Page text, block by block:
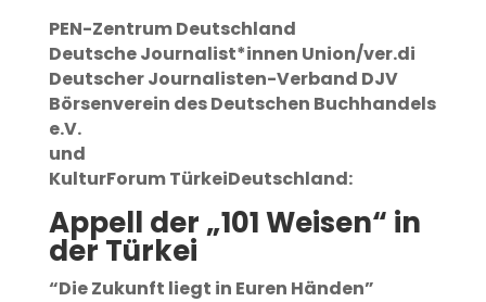
PEN-Zentrum Deutschland
Deutsche Journalist*innen Union/ver.di
Deutscher Journalisten-Verband DJV
Börsenverein des Deutschen Buchhandels
e.V.
und
KulturForum TürkeiDeutschland:
Appell der „101 Weisen“ in
der Türkei
“Die Zukunft liegt in Euren Händen”